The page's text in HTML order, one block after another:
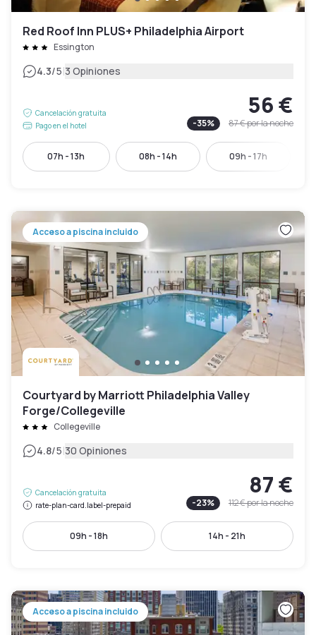
Red Roof Inn PLUS+ Philadelphia Airport
Essington
4.3/5|3 Opiniones
Cancelación gratuita
Pago en el hotel
56 €
-35% 87 €por la noche
07h - 13h 08h - 14h 09h - 17h
Acceso a piscina incluido
Courtyard by Marriott Philadelphia Valley
Forge/Collegeville
Collegeville
4.8/5|30 Opiniones
Cancelación gratuita
rate-plan-card.label-prepaid
87 €
-23% 112 €por la noche
09h - 18h 14h - 21h
Acceso a piscina incluido